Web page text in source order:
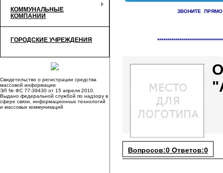
КОММУНАЛЬНЫЕ
КОМПАНИИ
ГОРОДСКИЕ УЧРЕЖДЕНИЯ
Свидетельство о регистрации средства
массовой информации
ЭЛ № ФС 77-39430 от 15 апреля 2010.
Выдано федеральной службой по надзору в
сфере связи, информационных технологий
и массовых коммуникаций
ЗВОНИТЕ
Справочник
Вопросов:0 Ответов:0